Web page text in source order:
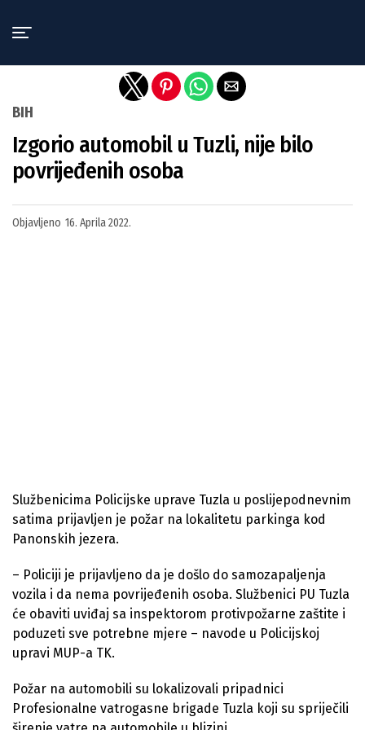
BIH
Izgorio automobil u Tuzli, nije bilo
povrijeđenih osoba
Objavljeno 16. Aprila 2022.
Službenicima Policijske uprave Tuzla u poslijepodnevnim
satima prijavljen je požar na lokalitetu parkinga kod
Panonskih jezera.
– Policiji je prijavljeno da je došlo do samozapaljenja
vozila i da nema povrijeđenih osoba. Službenici PU Tuzla
će obaviti uviđaj sa inspektorom protivpožarne zaštite i
poduzeti sve potrebne mjere – navode u Policijskoj
upravi MUP-a TK.
Požar na automobili su lokalizovali pripadnici
Profesionalne vatrogasne brigade Tuzla koji su spriječili